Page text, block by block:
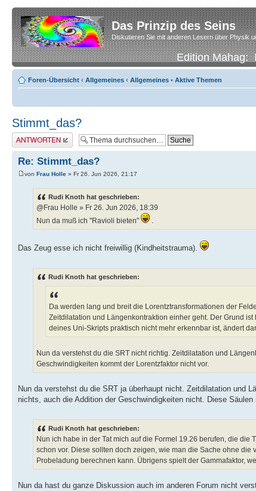
Das Prinzip des Seins
Diskutieren Sie mit anderen Lesern über Physik
Edition Mahag:
Foren-Übersicht ‹ Allgemeines ‹ Allgemeines • Aktive Themen
Stimmt_das?
Antwort erstellen
Re: Stimmt_das?
von Frau Holle » Fr 26. Jun 2026, 21:17
Rudi Knoth hat geschrieben:
@Frau Holle » Fr 26. Jun 2026, 18:39
Nun da muß ich "Ravioli bieten"
Das Zeug esse ich nicht freiwillig (Kindheitstrauma).
Rudi Knoth hat geschrieben:
Da werden lang und breit die Lorentztransformationen der
Zeitdilatation und Längenkontraktion einher geht. Der Grund
deines Uni-Skripts praktisch nicht mehr erkennbar ist, ändert
Nun da verstehst du die SRT nicht richtig. Zeitdilatation und
Geschwindigkeiten kommt der Lorentzfaktor nicht vor.
Nun da verstehst du die SRT ja überhaupt nicht. Zeitdilatation und
nichts, auch die Addition der Geschwindigkeiten nicht. Diese
Rudi Knoth hat geschrieben:
Nun ich habe in der Tat mich auf die Formel 19.26 berufen, die
schon vor. Diese sollten doch zeigen, wie man die Sache ohne
Probeladung berechnen kann. Übrigens spielt der Gammafaktor,
Nun da hast du ganze Diskussion auch im anderen Forum nicht